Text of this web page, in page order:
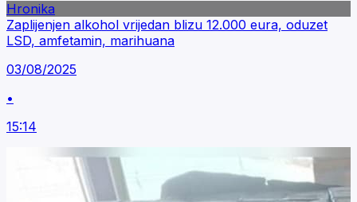
Hronika
Zaplijenjen alkohol vrijedan blizu 12.000 eura, oduzet
LSD, amfetamin, marihuana
03/08/2025
•
15:14